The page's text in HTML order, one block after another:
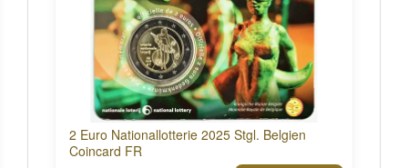
2 Euro Nationallotterie 2025 Stgl. Belgien
Coincard FR